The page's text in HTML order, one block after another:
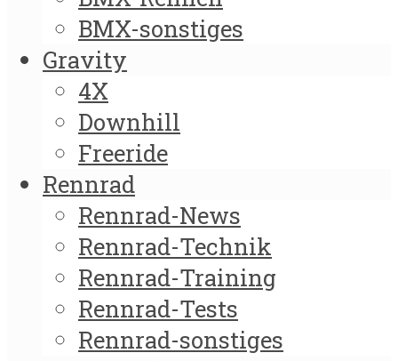
BMX-sonstiges
Gravity
4X
Downhill
Freeride
Rennrad
Rennrad-News
Rennrad-Technik
Rennrad-Training
Rennrad-Tests
Rennrad-sonstiges